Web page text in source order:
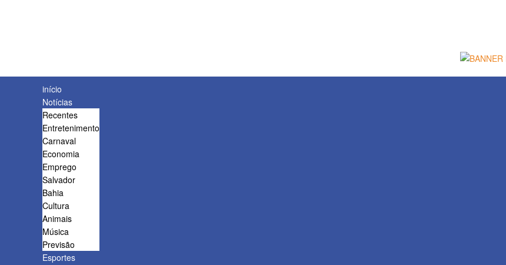
início
Notícias
Recentes
Entretenimento
Carnaval
Economia
Emprego
Salvador
Bahia
Cultura
Animais
Música
Previsão
Esportes